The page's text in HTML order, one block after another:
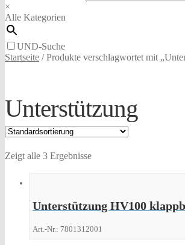
×
Alle Kategorien
UND-Suche
Startseite /Produkte verschlagwortet mit
Unterstützung
Zeigt alle 3 Ergebnisse
Unterstützung HV100
Art.-Nr.: 7801312001